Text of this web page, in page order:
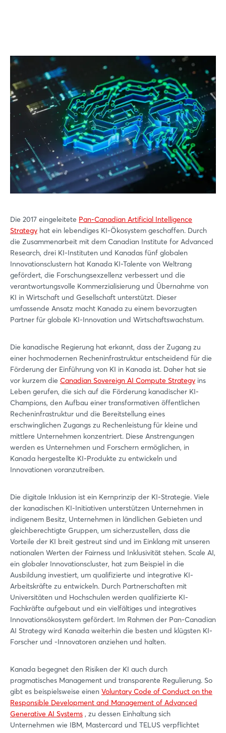
Die 2017 eingeleitete Pan-Canadian Artificial Intelligence
Strategy hat ein lebendiges KI-Ökosystem geschaffen. Durch
die Zusammenarbeit mit dem Canadian Institute for Advanced
Research, drei KI-Instituten und Kanadas fünf globalen
Innovationsclustern hat Kanada KI-Talente von Weltrang
gefördert, die Forschungsexzellenz verbessert und die
verantwortungsvolle Kommerzialisierung und Übernahme von
KI in Wirtschaft und Gesellschaft unterstützt. Dieser
umfassende Ansatz macht Kanada zu einem bevorzugten
Partner für globale KI-Innovation und Wirtschaftswachstum.
Die kanadische Regierung hat erkannt, dass der Zugang zu
einer hochmodernen Recheninfrastruktur entscheidend für die
Förderung der Einführung von KI in Kanada ist. Daher hat sie
vor kurzem die Canadian Sovereign AI Compute Strategy ins
Leben gerufen, die sich auf die Förderung kanadischer KI-
Champions, den Aufbau einer transformativen öffentlichen
Recheninfrastruktur und die Bereitstellung eines
erschwinglichen Zugangs zu Rechenleistung für kleine und
mittlere Unternehmen konzentriert. Diese Anstrengungen
werden es Unternehmen und Forschern ermöglichen, in
Kanada hergestellte KI-Produkte zu entwickeln und
Innovationen voranzutreiben.
Die digitale Inklusion ist ein Kernprinzip der KI-Strategie. Viele
der kanadischen KI-Initiativen unterstützen Unternehmen in
indigenem Besitz, Unternehmen in ländlichen Gebieten und
gleichberechtigte Gruppen, um sicherzustellen, dass die
Vorteile der KI breit gestreut sind und im Einklang mit unseren
nationalen Werten der Fairness und Inklusivität stehen. Scale AI,
ein globaler Innovationscluster, hat zum Beispiel in die
Ausbildung investiert, um qualifizierte und integrative KI-
Arbeitskräfte zu entwickeln. Durch Partnerschaften mit
Universitäten und Hochschulen werden qualifizierte KI-
Fachkräfte aufgebaut und ein vielfältiges und integratives
Innovationsökosystem gefördert. Im Rahmen der Pan-Canadian
AI Strategy wird Kanada weiterhin die besten und klügsten KI-
Forscher und -Innovatoren anziehen und halten.
Kanada begegnet den Risiken der KI auch durch
pragmatisches Management und transparente Regulierung. So
gibt es beispielsweise einen Voluntary Code of Conduct on the
Responsible Development and Management of Advanced
Generative AI Systems , zu dessen Einhaltung sich
Unternehmen wie IBM, Mastercard und TELUS verpflichtet